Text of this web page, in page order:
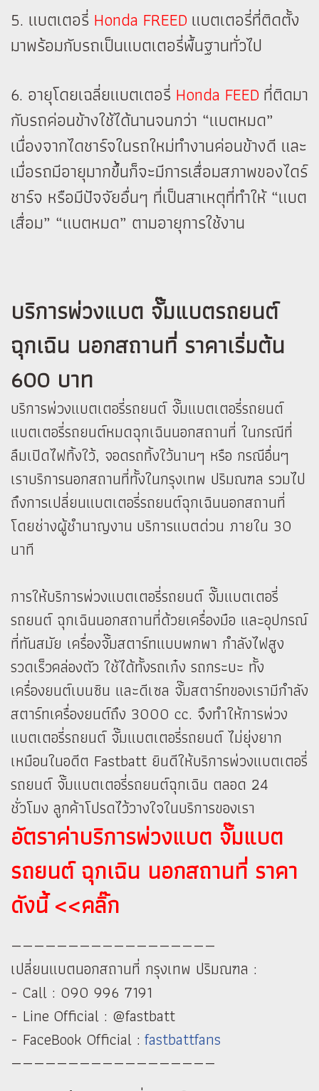
5. แบตเตอรี่ Honda FREEDแบตเตอรี่ที่ติดตั้ง
มาพร้อมกับรถเป็นแบตเตอรี่พื้นฐานทั่วไป
6. อายุโดยเฉลี่ยแบตเตอรี่ Honda FEEDที่ติดมา
กับรถค่อนข้างใช้ได้นานจนกว่า “แบตหมด”
เนื่องจากไดชาร์จในรถใหม่ทำงานค่อนข้างดี และ
เมื่อรถมีอายุมากขึ้นก็จะมีการเสื่อมสภาพของไดร์
ชาร์จ หรือมีปัจจัยอื่นๆ ที่เป็นสาเหตุที่ทำให้ “แบต
เสื่อม” “แบตหมด” ตามอายุการใช้งาน
บริการพ่วงแบต จั๊มแบตรถยนต์
ฉุกเฉิน นอกสถานที่ ราคาเริ่มต้น
600 บาท
บริการพ่วงแบตเตอรี่รถยนต์ จั๊มแบตเตอรี่รถยนต์
แบตเตอรี่รถยนต์หมดฉุกเฉินนอกสถานที่ ในกรณีที่
ลืมเปิดไฟทิ้งใว้, จอดรถทิ้งใว้นานๆ หรือ กรณีอื่นๆ
เราบริการนอกสถานที่ทั้งในกรุงเทพ ปริมณฑล รวมไป
ถึงการเปลี่ยนแบตเตอรี่รถยนต์ฉุกเฉินนอกสถานที่
โดยช่างผู้ชำนาญงาน บริการแบตด่วน ภายใน 30
นาที
การให้บริการพ่วงแบตเตอรี่รถยนต์ จั๊มแบตเตอรี่
รถยนต์ ฉุกเฉินนอกสถานที่ด้วยเครื่องมือ และอุปกรณ์
ที่ทันสมัย เครื่องจั๊มสตาร์ทแบบพกพา กำลังไฟสูง
รวดเร็วคล่องตัว ใช้ได้ทั้งรถเก๋ง รถกระบะ ทั้ง
เครื่องยนต์เบนซิน และดีเซล จั๊มสตาร์ทของเรามีกำลัง
สตาร์ทเครื่องยนต์ถึง 3000 cc. จึงทำให้การพ่วง
แบตเตอรี่รถยนต์ จั๊มแบตเตอรี่รถยนต์ ไม่ยุ่งยาก
เหมือนในอดีต Fastbatt ยินดีให้บริการพ่วงแบตเตอรี่
รถยนต์ จั๊มแบตเตอรี่รถยนต์ฉุกเฉิน ตลอด 24
ชั่วโมง ลูกค้าโปรดไว้วางใจในบริการของเรา
อัตราค่าบริการพ่วงแบต จั๊มแบต
รถยนต์ ฉุกเฉิน นอกสถานที่ ราคา
ดังนี้ <<คลิ๊ก
——————————————————
เปลี่ยนแบตนอกสถานที่ กรุงเทพ ปริมณฑล :
- Call : 090 996 7191
- Line Official : @fastbatt
- FaceBook Official : fastbattfans
——————————————————